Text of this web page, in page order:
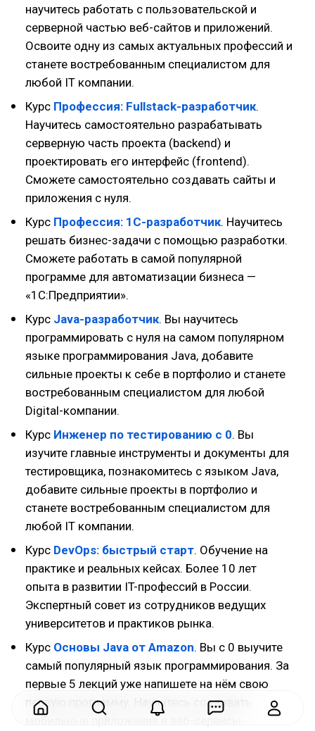
научитесь работать c пользовательской и
серверной частью веб-сайтов и приложений.
Освоите одну из самых актуальных профессий и
станете востребованным специалистом для
любой IT компании.
Курс Профессия: Fullstack-разработчик.
Научитесь самостоятельно разрабатывать
серверную часть проекта (backend) и
проектировать его интерфейс (frontend).
Сможете самостоятельно создавать сайты и
приложения с нуля.
Курс Профессия: 1С-разработчик. Научитесь
решать бизнес-задачи с помощью разработки.
Сможете работать в самой популярной
программе для автоматизации бизнеса —
«1С:Предприятии».
Курс Java-разработчик. Вы научитесь
программировать с нуля на самом популярном
языке программирования Java, добавите
сильные проекты к себе в портфолио и станете
востребованным специалистом для любой
Digital-компании.
Курс Инженер по тестированию с 0. Вы
изучите главные инструменты и документы для
тестировщика, познакомитесь с языком Java,
добавите сильные проекты в портфолио и
станете востребованным специалистом для
любой IT компании.
Курс DevOps: быстрый старт. Обучение на
практике и реальных кейсах. Более 10 лет
опыта в развитии IT-профессий в России.
Экспертный совет из сотрудников ведущих
университетов и практиков рынка.
Курс Основы Java от Amazon. Вы с 0 выучите
самый популярный язык программирования. За
первые 5 лекций уже напишете на нём свою
первую программу. Научитесь создавать
мобильные приложения и веб-сервисы.